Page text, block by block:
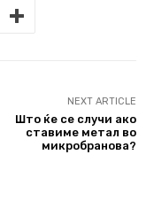
NEXT ARTICLE
Што ќе се случи ако
ставиме метал во
микробранова?